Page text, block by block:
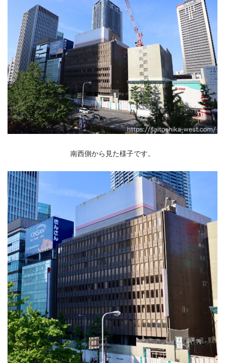
南西側から見た様子です。